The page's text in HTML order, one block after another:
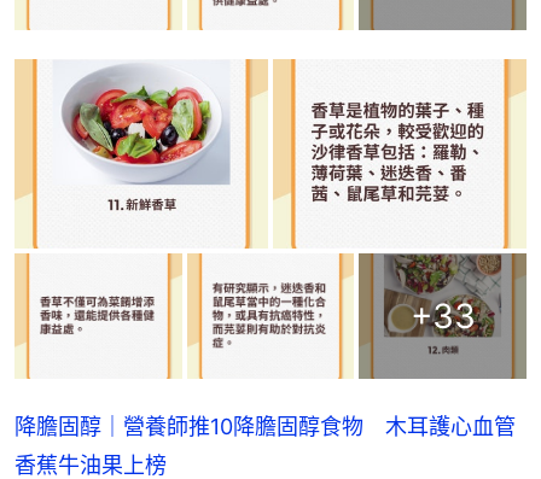
+33
降膽固醇｜營養師推10降膽固醇食物 木耳護心血管
香蕉牛油果上榜